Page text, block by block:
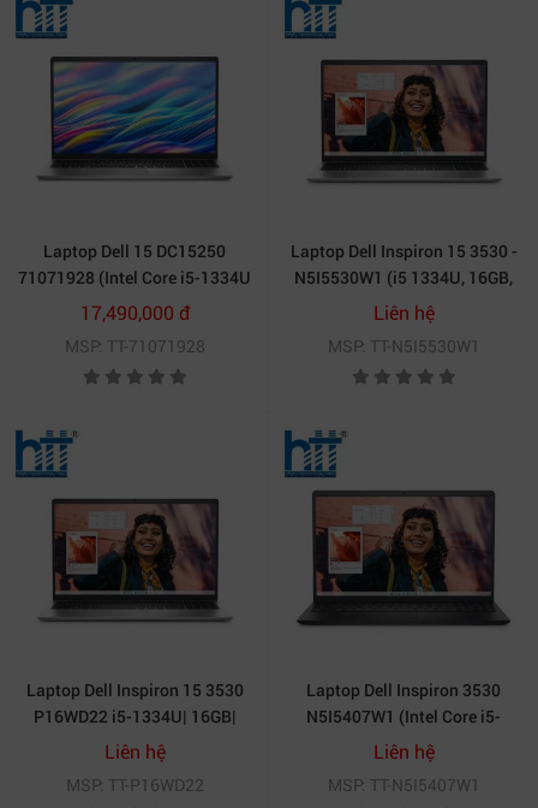
Laptop Dell 15 DC15250
71071928 (Intel Core i5-1334U
| 16GB | 512GB | Intel Graphics
| 15.6 inch FHD IPS | Win 11 |
Bạc)
17,490,000 đ
MSP: TT-71071928
Laptop Dell Inspiron 15 3530 -
N5I5530W1 (i5 1334U, 16GB,
512GB, Full HD 120Hz,
OfficeH24+365, Win11)
Liên hệ
MSP: TT-N5I5530W1
Laptop Dell Inspiron 15 3530
P16WD22 i5-1334U| 16GB|
512GB| 15.6 inch FHD| OB|
Win11+Office
Liên hệ
MSP: TT-P16WD22
Laptop Dell Inspiron 3530
N5I5407W1 (Intel Core i5-
1334U | 8GB | 512GB | Intel
UHD | 15.6 inch FHD 120Hz |
Win 11 | Office HS21 | Đen)
Liên hệ
MSP: TT-N5I5407W1